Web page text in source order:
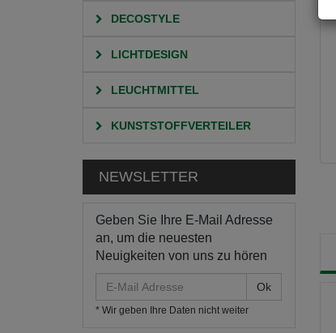
DECOSTYLE
LICHTDESIGN
LEUCHTMITTEL
KUNSTSTOFFVERTEILER
NEWSLETTER
Geben Sie Ihre E-Mail Adresse
an, um die neuesten
Neuigkeiten von uns zu hören
Mail
Adresse
* Wir geben Ihre Daten nicht weiter